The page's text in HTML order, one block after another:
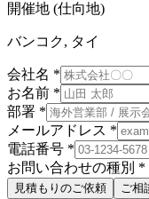
開催地 (仕向地)
バンコク, タイ
会社名 *
お名前 *
部署 *
メールアドレス *
電話番号 *
お問い合わせの種別 *
見積もりのご依頼 ご相